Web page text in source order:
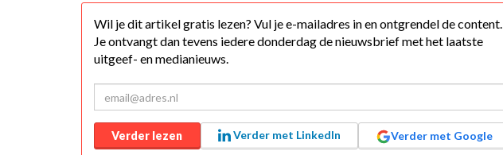
Wil je dit artikel gratis lezen? Vul je e-mailadres in en ontgrendel de content.
Je ontvangt dan tevens iedere donderdag de nieuwsbrief met het laatste
uitgeef- en medianieuws.
Verder lezen Verder met LinkedIn Verder met Google